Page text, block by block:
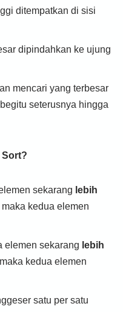
ditempatkan di sisi
dipindahkan ke ujung
mencari yang terbesar
seterusnya hingga
Sort?
sekarang lebih
kedua elemen
elemen sekarang lebih
kedua elemen
satu per satu